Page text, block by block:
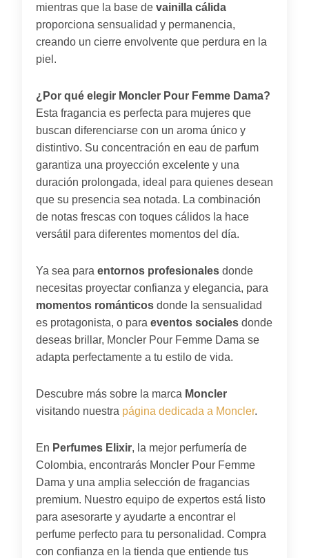
mientras que la base de vainilla cálida
proporciona sensualidad y permanencia,
creando un cierre envolvente que perdura en la
piel.
¿Por qué elegir Moncler Pour Femme Dama?
Esta fragancia es perfecta para mujeres que
buscan diferenciarse con un aroma único y
distintivo. Su concentración en eau de parfum
garantiza una proyección excelente y una
duración prolongada, ideal para quienes desean
que su presencia sea notada. La combinación
de notas frescas con toques cálidos la hace
versátil para diferentes momentos del día.
Ya sea para entornos profesionales donde
necesitas proyectar confianza y elegancia, para
momentos románticos donde la sensualidad
es protagonista, o para eventos sociales donde
deseas brillar, Moncler Pour Femme Dama se
adapta perfectamente a tu estilo de vida.
Descubre más sobre la marca Moncler
visitando nuestra página dedicada a Moncler.
En Perfumes Elixir, la mejor perfumería de
Colombia, encontrarás Moncler Pour Femme
Dama y una amplia selección de fragancias
premium. Nuestro equipo de expertos está listo
para asesorarte y ayudarte a encontrar el
perfume perfecto para tu personalidad. Compra
con confianza en la tienda que entiende tus